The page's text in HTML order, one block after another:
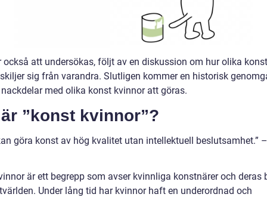
också att undersökas, följt av en diskussion om hur olika konst
sig från varandra. Slutligen kommer en historisk
med olika konst kvinnor att göras.
”konst kvinnor”?
göra konst av hög kvalitet utan intellektuell beslutsamhet.”
är ett begrepp som avser kvinnliga konstnärer och deras
Under lång tid har kvinnor haft en underordnad och